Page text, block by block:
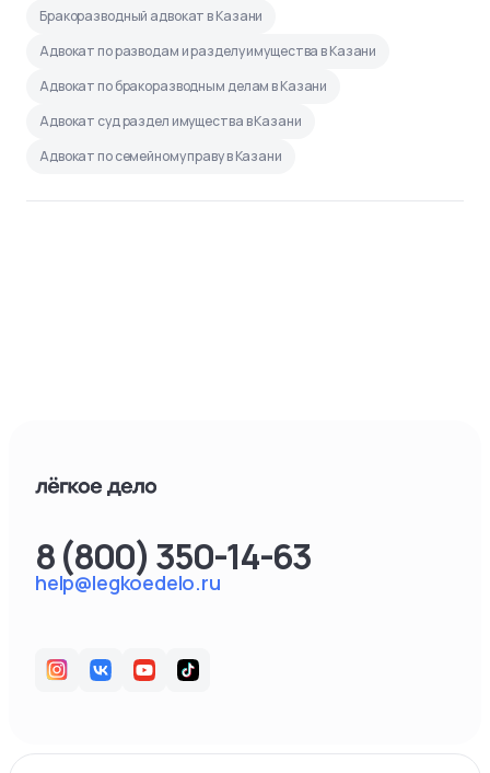
Бракоразводный адвокат в Казани
Адвокат по разводам и разделу имущества в Казани
Адвокат по бракоразводным делам в Казани
Адвокат суд раздел имущества в Казани
Адвокат по семейному праву в Казани
help@legkoedelo.ru
8 (800) 350-14-63